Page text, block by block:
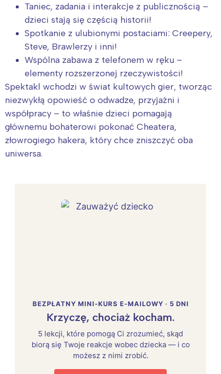
Taniec, zadania i interakcje z publicznością –
dzieci stają się częścią historii!
Spotkanie z ulubionymi postaciami: Creepery,
Steve, Brawlerzy i inni!
Wspólna zabawa z telefonem w ręku –
elementy rozszerzonej rzeczywistości!
Spektakl wchodzi w świat kultowych gier, tworząc
niezwykłą opowieść o odwadze, przyjaźni i
współpracy – to właśnie dzieci pomagają
głównemu bohaterowi pokonać Cheatera,
złowrogiego hakera, który chce zniszczyć oba
uniwersa.
BEZPŁATNY MINI-KURS E-MAILOWY · 5 DNI
Krzyczę, chociaż kocham.
5 lekcji, które pomogą Ci zrozumieć, skąd
biorą się Twoje reakcje wobec dziecka — i co
możesz z nimi zrobić.